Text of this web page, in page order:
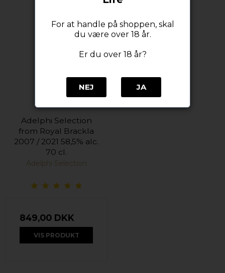
Adelphi Selection
from Royal Brackla
2007 / 2021 58,5% alc.
70 cl.
Adelphi Selection
849,00 DKK
VIS PRODUKT
For at handle på shoppen, skal
du være over 18 år.
Er du over 18 år?
NEJ JA